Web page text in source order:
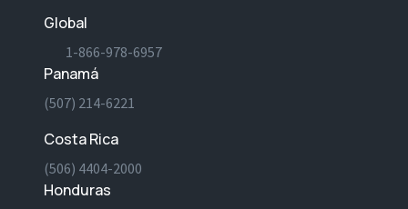
Global
1-866-978-6957
Panamá
(507) 214-6221
Costa Rica
(506) 4404-2000
Honduras